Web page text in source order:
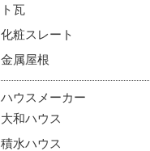
ト瓦
化粧スレート
金属屋根
ハウスメーカー
大和ハウス
積水ハウス